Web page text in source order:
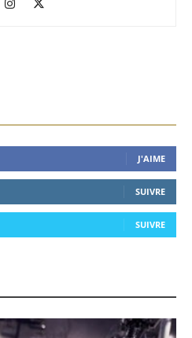
J'AIME
SUIVRE
SUIVRE